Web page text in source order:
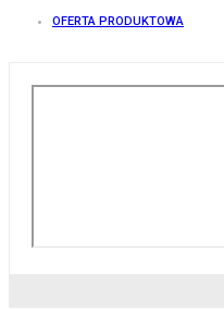
OFERTA PRODUKTOWA